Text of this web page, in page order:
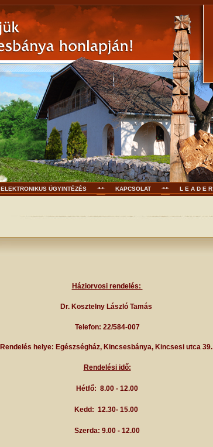
ELEKTRONIKUS ÜGYINTÉZÉS KAPCSOLAT L E A D E R
Háziorvosi rendelés:
Dr. Kosztelny László Tamás
Telefon: 22/584-007
Rendelés helye: Egészségház, Kincsesbánya, Kincsesi utca 39.
Rendelési idő:
Hétfő: 8.00 - 12.00
Kedd: 12.30- 15.00
Szerda: 9.00 - 12.00